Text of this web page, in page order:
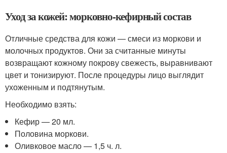
Уход за кожей: морковно-кефирный состав
Отличные средства для кожи — смеси из моркови и
молочных продуктов. Они за считанные минуты
возвращают кожному покрову свежесть, выравнивают
цвет и тонизируют. После процедуры лицо выглядит
ухоженным и подтянутым.
Необходимо взять:
Кефир — 20 мл.
Половина моркови.
Оливковое масло — 1,5 ч. л.